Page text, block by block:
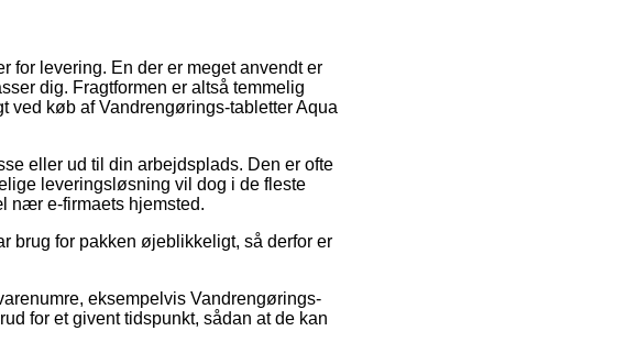
for levering. En der er meget anvendt er
dig. Fragtformen er altså temmelig
ved køb af Vandrengørings-tabletter Aqua
eller ud til din arbejdsplads. Den er ofte
leveringsløsning vil dog i de fleste
nær e-firmaets hjemsted.
brug for pakken øjeblikkeligt, så derfor er
eksempelvis Vandrengørings-
for et givent tidspunkt, sådan at de kan